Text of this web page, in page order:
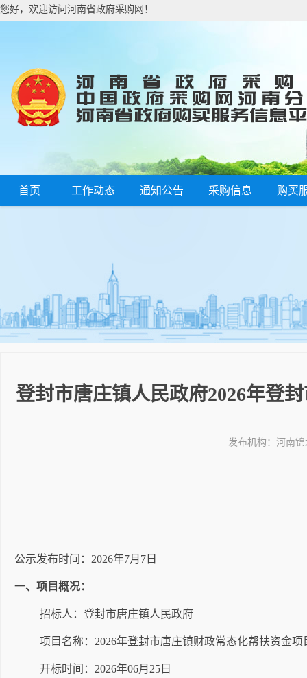
您好，欢迎访问河南省政府采购网！
首页 工作动态 通知公告 采购信息 购买
登封市唐庄镇人民政府2026年登
发布机构： 河南
公示发布时间： 2026年7月 7 日
一、项目概况：
招标人：登封市唐庄镇人民政府
项目名称： 2026年登封市唐庄镇财政常态化帮扶资金项
开标时间： 2026年06月 25 日